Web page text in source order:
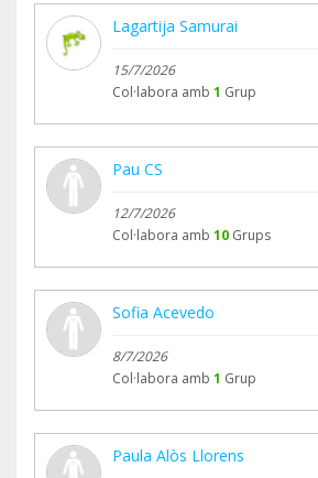
Lagartija Samurai
15/7/2026
Col·labora amb 1 Grup
Pau CS
12/7/2026
Col·labora amb 10 Grups
Sofia Acevedo
8/7/2026
Col·labora amb 1 Grup
Paula Alòs Llorens